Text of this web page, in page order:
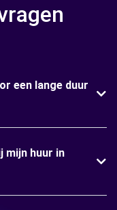
een lange duur
mijn huur in